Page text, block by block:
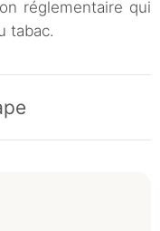
réglementaire qui
tabac.